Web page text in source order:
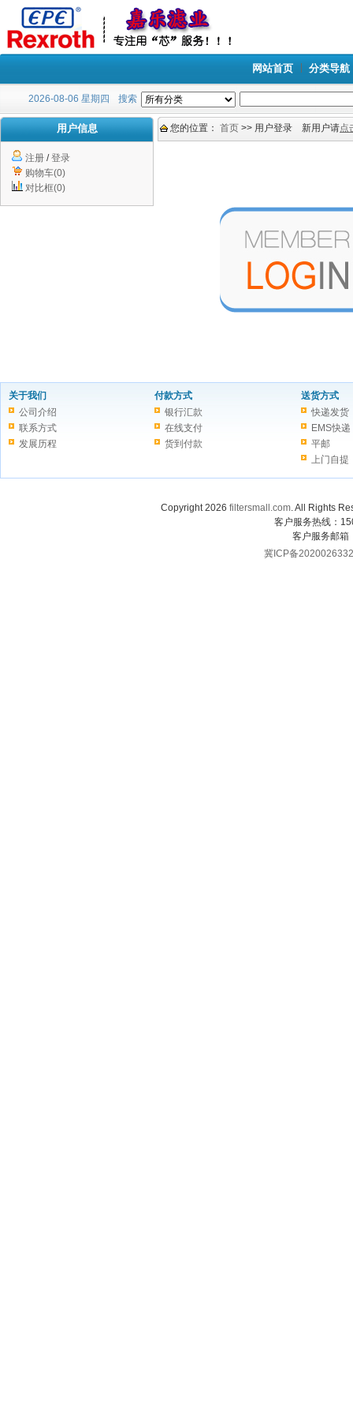
网站首页 分类导航
2026-08-06 星期四 搜索
用户信息
注册 /登录
购物车(0)
对比框(0)
您的位置： 首页 >> 用户登录 新用户请点
关于我们
公司介绍
联系方式
发展历程
付款方式
银行汇款
在线支付
货到付款
送货方式
快递发货
EMS快递
平邮
上门自提
Copyright 2026 filtersmall.com. All Rights
客户服务热线：
客户服务邮箱
冀ICP备